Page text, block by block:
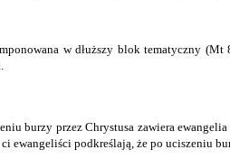
w dłuższy blok tematyczny
burzy przez Chrystusa zawiera
ewangeliści podkreślają, że po uciszeniu